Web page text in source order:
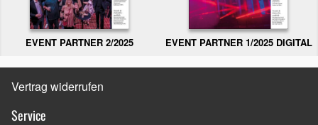
EVENT PARTNER 2/2025 EVENT PARTNER 1/2025 DIGITAL
Vertrag widerrufen
Service